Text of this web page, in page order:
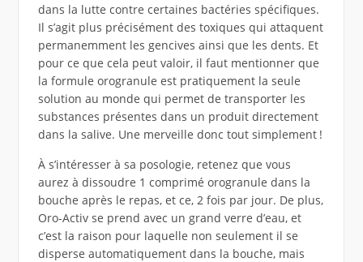
dans la lutte contre certaines bactéries spécifiques.
Il s’agit plus précisément des toxiques qui attaquent
permanemment les gencives ainsi que les dents. Et
pour ce que cela peut valoir, il faut mentionner que
la formule orogranule est pratiquement la seule
solution au monde qui permet de transporter les
substances présentes dans un produit directement
dans la salive. Une merveille donc tout simplement !
À s’intéresser à sa posologie, retenez que vous
aurez à dissoudre 1 comprimé orogranule dans la
bouche après le repas, et ce, 2 fois par jour. De plus,
Oro-Activ se prend avec un grand verre d’eau, et
c’est la raison pour laquelle non seulement il se
disperse automatiquement dans la bouche, mais